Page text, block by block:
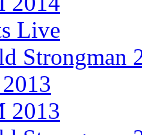
Live
Strongman
2013